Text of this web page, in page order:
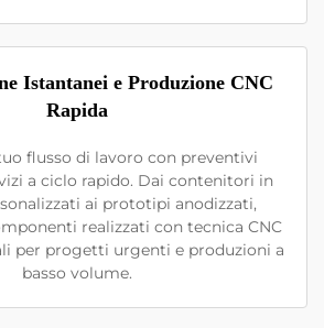
Istantanei e Produzione CNC
Rapida
flusso di lavoro con preventivi
a ciclo rapido. Dai contenitori in
ai prototipi anodizzati,
realizzati con tecnica CNC
per progetti urgenti e produzioni a
basso volume.